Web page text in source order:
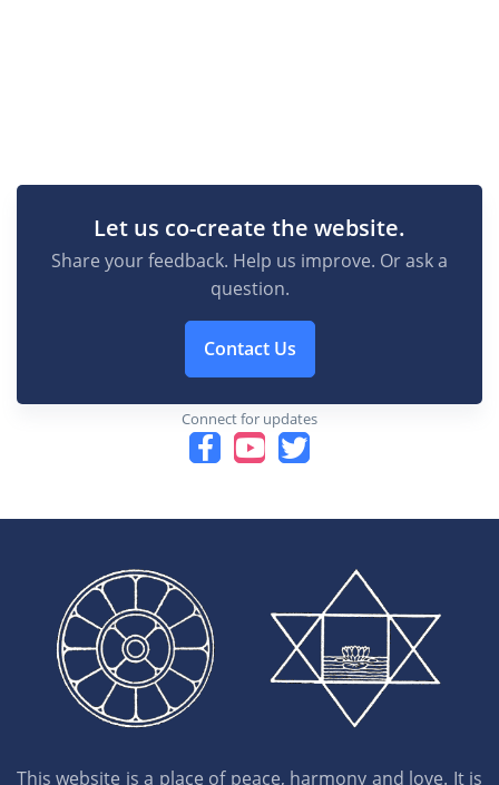
Let us co-create the website.
Share your feedback. Help us improve. Or ask a
question.
Contact Us
Connect for updates
This website is a place of peace, harmony and love. It is